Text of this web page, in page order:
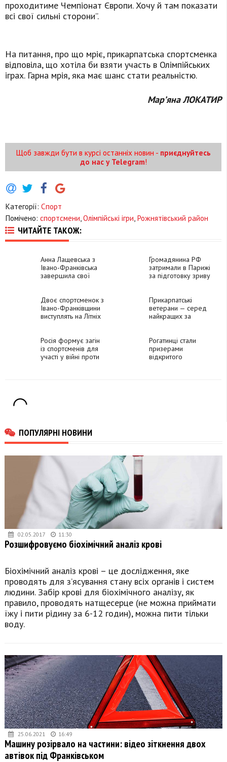
проходитиме Чемпіонат Європи. Хочу й там показати
всі свої сильні сторони”.
На питання, про що мріє, прикарпатська спортсменка
відповіла, що хотіла би взяти участь в Олімпійських
іграх. Гарна мрія, яка має шанс стати реальністю.
Мар’яна ЛОКАТИР
Щоб завжди бути в курсі останніх новин - приєднуйтесь
до нас у Telegram!
Категорії: Спорт
Помічено: спортсмени Олімпійські ігри Рожнятівський район
ЧИТАЙТЕ ТАКОЖ:
Анна Лащевська з
Івано-Франківська
завершила свої
Громадянина РФ
затримали в Парижі
за підготовку зриву
Двоє спортсменок з
Івано-Франківщини
виступлять на Літніх
Прикарпатські
ветерани — серед
найкращих за
Нескорених”
Росія формує загін
із спортсменів для
участі у війні проти
Рогатинці стали
призерами
відкритого
ПОПУЛЯРНІ НОВИНИ
02.05.2017 11:30
Розшифровуємо біохімічний аналіз крові
Біохімічний аналіз крові – це дослідження, яке
проводять для з’ясування стану всіх органів і систем
людини. Забір крові для біохімічного аналізу, як
правило, проводять натщесерце (не можна приймати
їжу і пити рідину за 6-12 годин), можна пити тільки
воду.
25.06.2021 16:49
Машину розірвало на частини: відео зіткнення двох
автівок під Франківськом